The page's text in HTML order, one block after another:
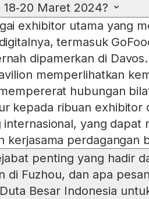
18‑20 Maret 2024?
exhibitor utama yang
termasuk
dipamerkan di Davos.
memperlihatkan
hubungan
kepada ribuan exhibitor
yang dapat
kerjasama perdagangan
penting yang hadir
di Fuzhou, dan apa
Besar Indonesia